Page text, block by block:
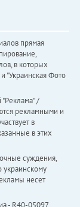
прямая
в которых
"Украинская Фото
"Реклама" /
рекламными и
в
в этих
суждения,
украинскому
несет
- R40-05097